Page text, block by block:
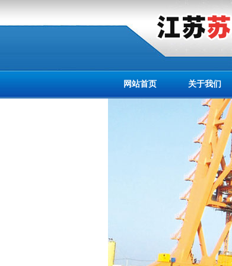
网站首页 关于我们